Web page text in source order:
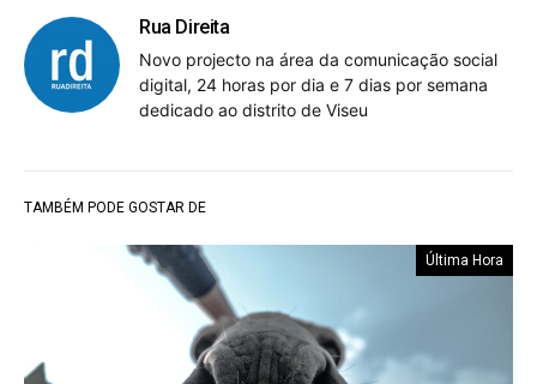
Rua Direita
Novo projecto na área da comunicação social
digital, 24 horas por dia e 7 dias por semana
dedicado ao distrito de Viseu
TAMBÉM PODE GOSTAR DE
Última Hora